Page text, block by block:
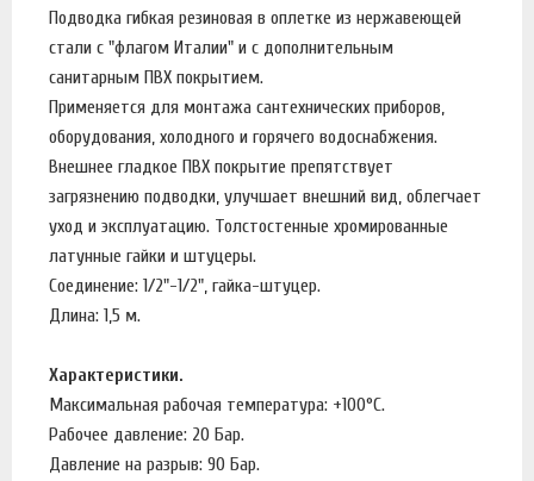
Подводка гибкая резиновая в оплетке из нержавеющей
стали с "флагом Италии" и c дополнительным
санитарным ПВХ покрытием.
Применяется для монтажа сантехнических приборов,
оборудования, холодного и горячего водоснабжения.
Внешнее гладкое ПВХ покрытие препятствует
загрязнению подводки, улучшает внешний вид, облегчает
уход и эксплуатацию. Толстостенные хромированные
латунные гайки и штуцеры.
Соединение: 1/2"-1/2", гайка-штуцер.
Длина: 1,5 м.
Характеристики.
Максимальная рабочая температура: +100°C.
Рабочее давление: 20 Бар.
Давление на разрыв: 90 Бар.